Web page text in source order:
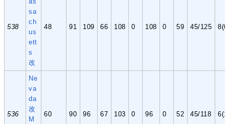
538
sa
ch
us
ett
s
改
48 91 109 66 108 0 108 0 59 45/125
536
Ne
va
da
改
M
60 90 96 67 103 0 96 0 52 45/118